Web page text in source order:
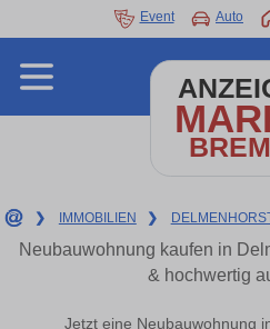
Event Auto
❯ IMMOBILIEN ❯
Neubauwohnung kaufen in
& hochwertig
Jetzt eine Neubauwohnung